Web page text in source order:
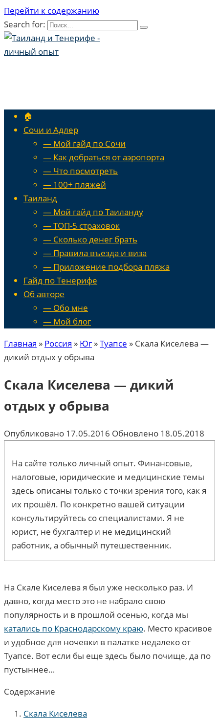
Перейти к содержанию
Search for:
🏠
Сочи и Адлер
— Мой гайд по Сочи
— Как добраться от аэропорта
— Что посмотреть
— 100+ пляжей
Таиланд
— Мой гайд по Таиланду
— ТОП-5 страховок
— Сколько денег брать
— Правила въезда и виза
— Приложение подбора пляжа
Гайд по Тенерифе
Об авторе
— Обо мне
— Мой блог
Главная » Россия » Юг »Туапсе » Скала Киселева —
дикий отдых у обрыва
Скала Киселева — дикий
отдых у обрыва
Опубликовано 17.05.2016 Обновлено 18.05.2018
На сайте только личный опыт. Финансовые,
налоговые, юридические и медицинские темы
здесь описаны только с точки зрения того, как я
их прошёл. По конкретно вашей ситуации
консультируйтесь со специалистами. Я не
юрист, не бухгалтер и не медицинский
работник, а обычный путешественник.
На Скале Киселева я был уже несколько раз. И
давно, когда место это не набрало свою
популярность и в прошлой осенью, когда мы
катались по Краснодарскому краю. Место красивое
и удобное для ночевки в палатке недалеко от
Туапсе. Вот если бы еще здесь было почище, да по
пустыннее…
Содержание
Скала Киселева